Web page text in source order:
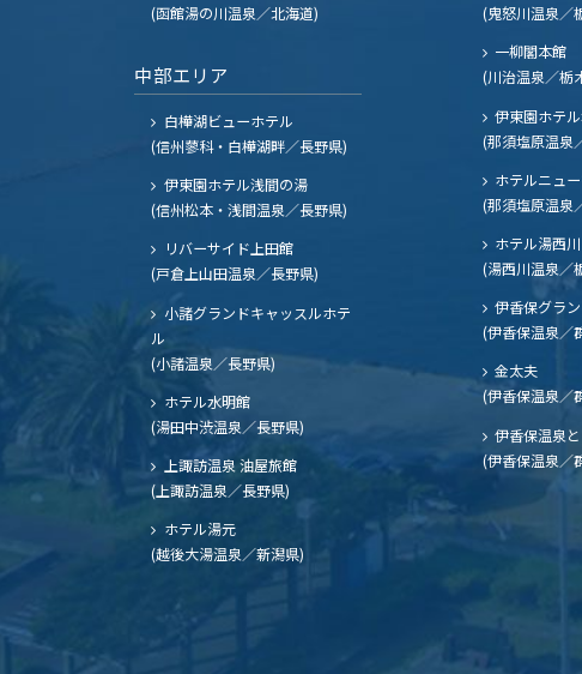
(函館湯の川温泉／北海道)
中部エリア
白樺湖ビューホテル
(信州蓼科・白樺湖畔／長野県)
伊東園ホテル浅間の湯
(信州松本・浅間温泉／長野県)
リバーサイド上田館
(戸倉上山田温泉／長野県)
小諸グランドキャッスルホテ
ル
(小諸温泉／長野県)
ホテル水明館
(湯田中渋温泉／長野県)
上諏訪温泉 油屋旅館
(上諏訪温泉／長野県)
ホテル湯元
(越後大湯温泉／新潟県)
(鬼怒川温泉／
一柳閣本館
(川治温泉／栃
伊東園ホテ
(那須塩原温泉
ホテルニュ
(那須塩原温泉
ホテル湯西川
(湯西川温泉／
伊香保グラ
(伊香保温泉／
金太夫
(伊香保温泉／
伊香保温泉
(伊香保温泉／